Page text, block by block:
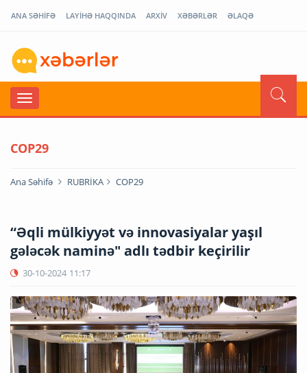
ANA SƏHİFƏ LAYİHƏ HAQQINDA ARXİV XƏBƏRLƏR ƏLAQƏ
COP29
Ana Səhifə RUBRİKA COP29
“Əqli mülkiyyət və innovasiyalar yaşıl
gələcək naminə" adlı tədbir keçirilir
30-10-2024 11:17